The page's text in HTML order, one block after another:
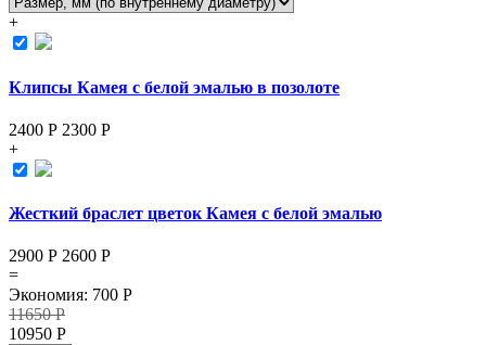
+
Клипсы Камея с белой эмалью в позолоте
2400 Р 2300 Р
+
Жесткий браслет цветок Камея с белой эмалью
2900 Р 2600 Р
=
Экономия: 700 Р
11650Р
10950 Р